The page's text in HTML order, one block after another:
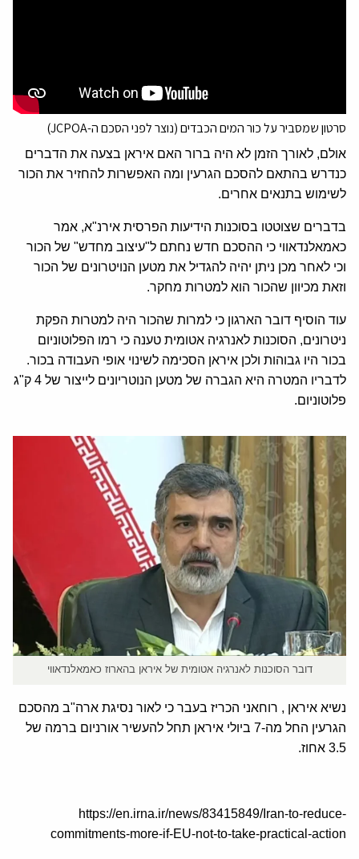
סרטון שמסביר על כור המים הכבדים (נוצר לפני הסכם ה-JCPOA)
אולם, לאורך הזמן לא היה ברור האם איראן בצעה את הדברים
כנדרש בהתאם להסכם הגרעין ומה האפשרות להחזיר את הכור
לשימוש בתנאים אחרים.
בדברים שצוטטו בסוכנות הידיעות הפרסית אירנ"א, אמר
כאמאלנדאווי כי ההסכם חדש נחתם ל"עיצוב מחדש" של הכור
וכי לאחר מכן ניתן יהיה להגדיל את מטען הנויטרונים של הכור
וזאת מכיוון שהכור הוא למטרות מחקר.
עוד הוסיף דובר הארגון כי למרות שהכור היה למטרות הפקת
ניטרונים, הסוכנות לאנרגיה אטומית טענה כי רמו הפלוטוניום
בכור היו גבוהות ולכן איראן הסכימה לשינוי אופי העבודה בכור.
לדבריו המטרה היא הגברה של מטען הנוטריונים לייצור של 4 ק"ג
פלוטוניום.
דובר הסוכנות לאנרגיה אטומית של איראן בהארוז כאמאלנדאווי
נשיא איראן , רוחאני הכריז בעבר כי לאור נסיגת ארה"ב מהסכם
הגרעין החל מה-7 ביולי איראן תחל להעשיר אורניום ברמה של
3.5 אחוז.
https://en.irna.ir/news/83415849/Iran-to-reduce-
commitments-more-if-EU-not-to-take-practical-action